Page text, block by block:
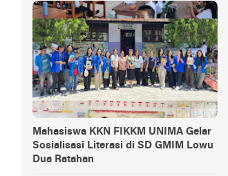
Mahasiswa KKN FIKKM UNIMA Gelar
Sosialisasi Literasi di SD GMIM Lowu
Dua Ratahan